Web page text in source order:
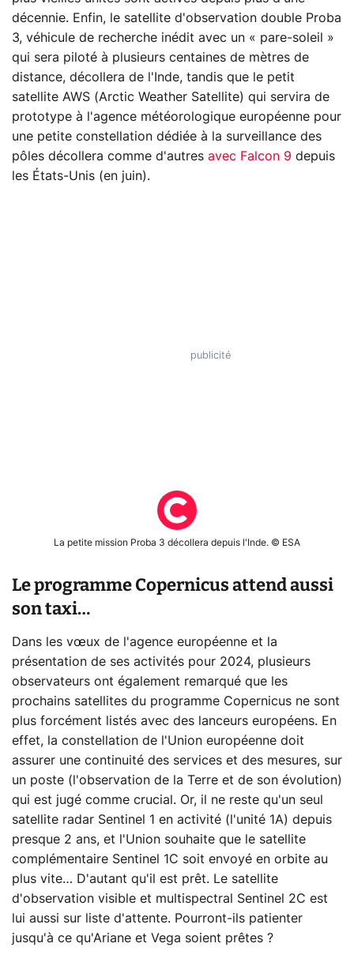
décennie. Enfin, le satellite d'observation double Proba
3, véhicule de recherche inédit avec un « pare-soleil »
qui sera piloté à plusieurs centaines de mètres de
distance, décollera de l'Inde, tandis que le petit
satellite AWS (Arctic Weather Satellite) qui servira de
prototype à l'agence météorologique européenne pour
une petite constellation dédiée à la surveillance des
pôles décollera comme d'autres avec Falcon 9 depuis
les États-Unis (en juin).
La petite mission Proba 3 décollera depuis l'Inde. © ESA
Le programme Copernicus attend aussi
son taxi…
Dans les vœux de l'agence européenne et la
présentation de ses activités pour 2024, plusieurs
observateurs ont également remarqué que les
prochains satellites du programme Copernicus ne sont
plus forcément listés avec des lanceurs européens. En
effet, la constellation de l'Union européenne doit
assurer une continuité des services et des mesures, sur
un poste (l'observation de la Terre et de son évolution)
qui est jugé comme crucial. Or, il ne reste qu'un seul
satellite radar Sentinel 1 en activité (l'unité 1A) depuis
presque 2 ans, et l'Union souhaite que le satellite
complémentaire Sentinel 1C soit envoyé en orbite au
plus vite… D'autant qu'il est prêt. Le satellite
d'observation visible et multispectral Sentinel 2C est
lui aussi sur liste d'attente. Pourront-ils patienter
jusqu'à ce qu'Ariane et Vega soient prêtes ?